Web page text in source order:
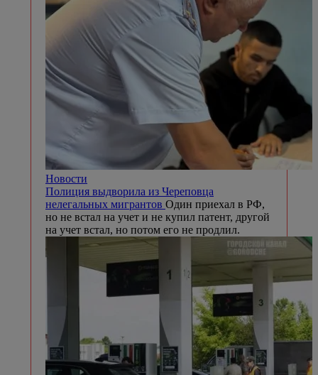
Новости
Полиция выдворила из Череповца
нелегальных мигрантов Один приехал в РФ,
но не встал на учет и не купил патент, другой
на учет встал, но потом его не продлил.